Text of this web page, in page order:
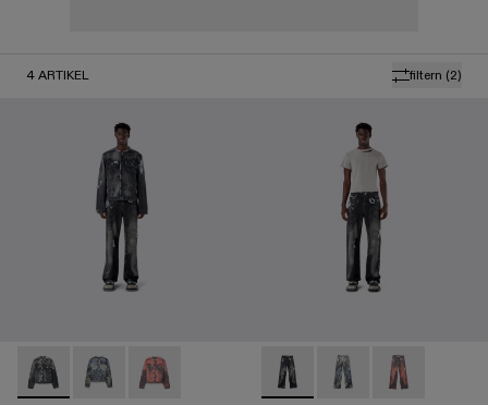
filtern (2)
4 ARTIKEL
DISTORTED PRINT DISTRESSED DENIM JACKET -
DISTORTED PRINT DISTRESSED DENIM
DISTORTED PRINT DISTRESSED DENIM
DISTORTED PRINT
DISTORTED